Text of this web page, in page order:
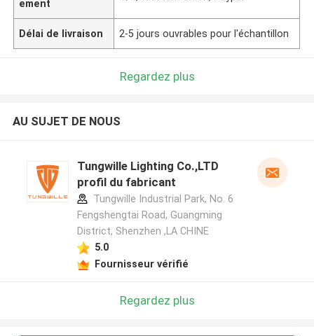
ement
Délai de livraison 2-5 jours ouvrables pour l'échantillon
Regardez plus
AU SUJET DE NOUS
Tungwille Lighting Co.,LTD
profil du fabricant
Tungwille Industrial Park, No. 6
Fengshengtai Road, Guangming
District, Shenzhen ,LA CHINE
5.0
Fournisseur vérifié
Regardez plus